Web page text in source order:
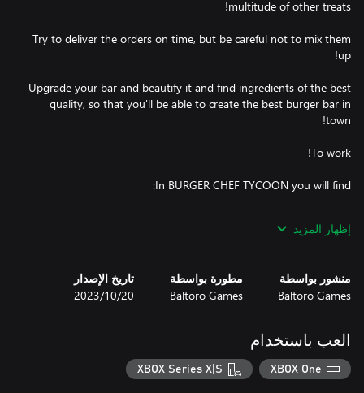
Try to deliver the orders on time, but be careful not to mix them
Upgrade your bar and beautify it and find ingredients of the best
quality, so that you'll be able to create the best burger bar in
* Countless upgrades, decorations to make your bar the best!
إظهار المزيد
منشور بواسطة
Baltoro Games
مطورة بواسطة
Baltoro Games
تاريخ الإصدار
20‏/10‏/2023
العب باستخدام
XBOX One
XBOX Series X|S